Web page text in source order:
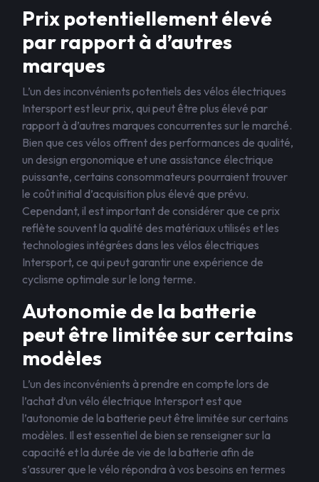
Prix potentiellement élevé
par rapport à d’autres
marques
L’un des inconvénients potentiels des vélos électriques
Intersport est leur prix, qui peut être plus élevé par
rapport à d’autres marques concurrentes sur le marché.
Bien que ces vélos offrent des performances de qualité,
un design ergonomique et une assistance électrique
puissante, certains consommateurs pourraient trouver
le coût initial d’acquisition plus élevé que prévu.
Cependant, il est important de considérer que ce prix
reflète souvent la qualité des matériaux utilisés et les
technologies intégrées dans les vélos électriques
Intersport, ce qui peut garantir une expérience de
cyclisme optimale sur le long terme.
Autonomie de la batterie
peut être limitée sur certains
modèles
L’un des inconvénients à prendre en compte lors de
l’achat d’un vélo électrique Intersport est que
l’autonomie de la batterie peut être limitée sur certains
modèles. Il est essentiel de bien se renseigner sur la
capacité et la durée de vie de la batterie afin de
s’assurer que le vélo répondra à vos besoins en termes